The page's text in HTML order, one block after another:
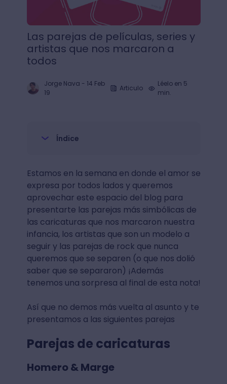
Las parejas de películas, series y
artistas que nos marcaron a
todos
Jorge Nava - 14 Feb
19
Articulo
Léelo en 5
min.
Índice
Estamos en la semana en donde el amor se
expresa por todos lados y queremos
aprovechar este espacio del blog para
presentarte las parejas más simbólicas de
las caricaturas que nos marcaron nuestra
infancia, los artistas que son un modelo a
seguir y las parejas de rock que nunca
queremos que se separen (o que nos dolió
saber que se separaron) ¡Además
tenemos una sorpresa al final de esta nota!
Así que no demos más vuelta al asunto y te
presentamos a las siguientes parejas
Parejas de caricaturas
Homero & Marge